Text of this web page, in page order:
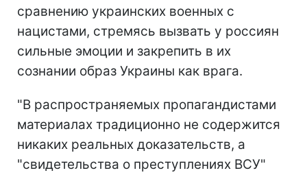
сравнению украинских военных с
нацистами, стремясь вызвать у россиян
сильные эмоции и закрепить в их
сознании образ Украины как врага.
"В распространяемых пропагандистами
материалах традиционно не содержится
никаких реальных доказательств, а
"свидетельства о преступлениях ВСУ"